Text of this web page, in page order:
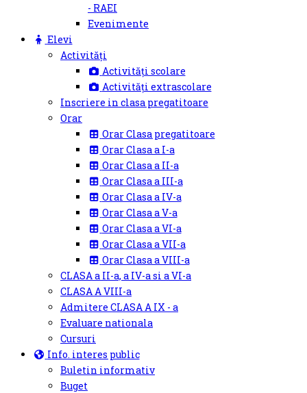
- RAEI
Evenimente
Elevi
Activități
Activități scolare
Activități extrascolare
Inscriere in clasa pregatitoare
Orar
Orar Clasa pregatitoare
Orar Clasa a I-a
Orar Clasa a II-a
Orar Clasa a III-a
Orar Clasa a IV-a
Orar Clasa a V-a
Orar Clasa a VI-a
Orar Clasa a VII-a
Orar Clasa a VIII-a
CLASA a II-a, a IV-a si a VI-a
CLASA A VIII-a
Admitere CLASA A IX - a
Evaluare nationala
Cursuri
Info. interes public
Buletin informativ
Buget